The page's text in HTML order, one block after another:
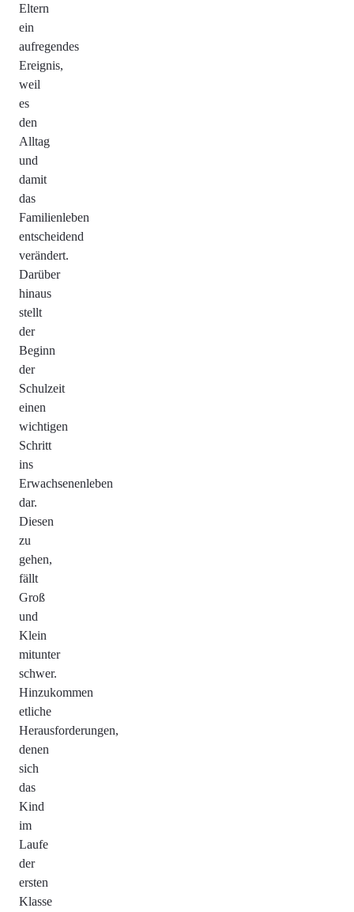
Eltern
ein
aufregendes
Ereignis,
weil
es
den
Alltag
und
damit
das
Familienleben
entscheidend
verändert.
Darüber
hinaus
stellt
der
Beginn
der
Schulzeit
einen
wichtigen
Schritt
ins
Erwachsenenleben
dar.
Diesen
zu
gehen,
fällt
Groß
und
Klein
mitunter
schwer.
Hinzukommen
etliche
Herausforderungen,
denen
sich
das
Kind
im
Laufe
der
ersten
Klasse